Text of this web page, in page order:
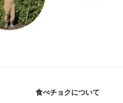
食べチョクについて